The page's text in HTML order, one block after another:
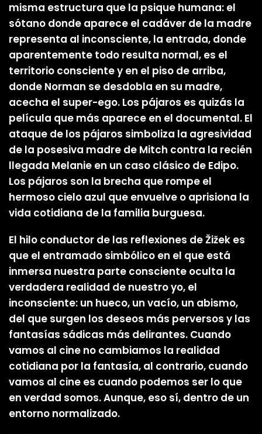
misma estructura que la psique humana: el
sótano donde aparece el cadáver de la madre
representa al inconsciente, la entrada, donde
aparentemente todo resulta normal, es el
territorio consciente y en el piso de arriba,
donde Norman se desdobla en su madre,
acecha el super-ego. Los pájaros es quizás la
película que más aparece en el documental. El
ataque de los pájaros simboliza la agresividad
de la posesiva madre de Mitch contra la recién
llegada Melanie en un caso clásico de Edipo.
Los pájaros son la brecha que rompe el
hermoso cielo azul que envuelve o aprisiona la
vida cotidiana de la familia burguesa.
El hilo conductor de las reflexiones de Žižek es
que el entramado simbólico en el que está
inmersa nuestra parte consciente oculta la
verdadera realidad de nuestro yo, el
inconsciente: un hueco, un vacío, un abismo,
del que surgen los deseos más perversos y las
fantasías sádicas más delirantes. Cuando
vamos al cine no cambiamos la realidad
cotidiana por la fantasía, al contrario, cuando
vamos al cine es cuando podemos ser lo que
en verdad somos. Aunque, eso sí, dentro de un
entorno normalizado.